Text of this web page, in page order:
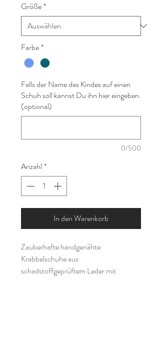
Größe*
Farbe*
Falls der Name des Kindes auf einen
Schuh soll kannst Du ihn hier eingeben.
(optional)
0/500
Anzahl *
In den Warenkorb
Zauberhafte handgenähte
Krabbelschuhe aus
schadstoffgeprüftem Leder mit